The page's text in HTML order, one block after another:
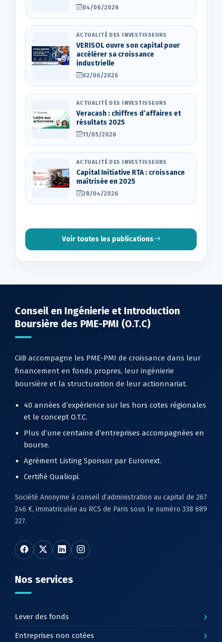
04/06/2026
ACTUALITÉ DES INVESTISSEURS
VERISOL ouvre son capital pour
accélérer sa croissance
industrielle
02/06/2026
ACTUALITÉ DES INVESTISSEURS
Veracash : chiffres d’affaires et
résultats 2025
11/05/2026
ACTUALITÉ DES INVESTISSEURS
Capital Initiative RTA : croissance
maîtrisée en 2025
28/04/2026
Voir toutes les publications
Conseil en Ingénierie et Introduction
Boursière des PME-PMI (O.T.C)
CiiB accompagne les PME-PMI de croissance dans leur
financement en fonds propres, leur ingénierie
boursière et la structuration de leur actionnariat.
40 années d’expérience sur les hors cotes régionales
et le concept O.T.C.
Plus d’une centaine d’entreprises accompagnées en
bourse.
Agrément Listing Sponsor par Euronext.
Certifié Qualiopi.
Société Anonyme à conseil d’administration au capital de 267
246 €, immatriculée au RCS de Paris sous le numéro 338 689
227.
Nos services
Lever des fonds ›
Entreprises non cotées ›